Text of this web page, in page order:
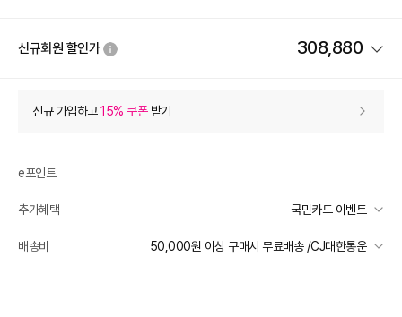
신규회원 할인가 308,880
상품 할인 (자동적용)
상품 쿠폰 할인 - 34,320
[지고트(OUTLET)] 8월 10% 쿠폰 - 34320
신규 가입하고15% 쿠폰받기
e포인트
추가혜택 국민카드 이벤트
국민카드 이벤트
배송비 50,000원 이상 구매시 무료배송 /CJ대한통운